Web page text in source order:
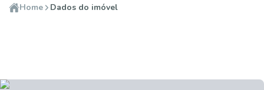
Home Dados do imóvel